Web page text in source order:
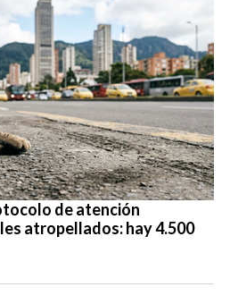
de atención
atropellados: hay 4.500